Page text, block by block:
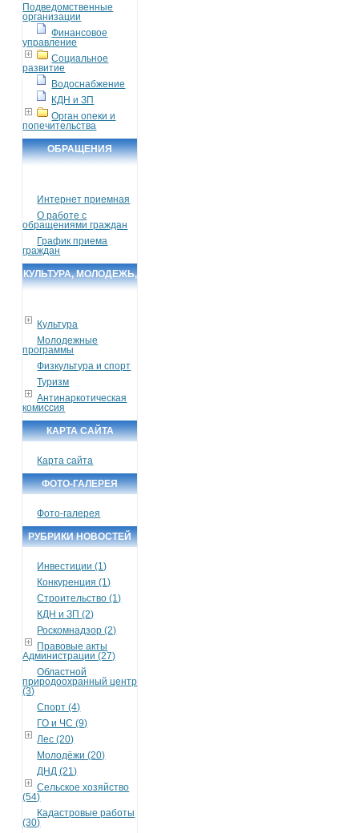
Подведомственные
организации
Финансовое
управление
Социальное
развитие
Водоснабжение
КДН и ЗП
Орган опеки и
попечительства
ОБРАЩЕНИЯ
Интернет приемная
О работе с
обращениями граждан
График приема
граждан
КУЛЬТУРА, МОЛОДЕЖЬ,
Культура
Молодежные
программы
Физкультура и спорт
Туризм
Антинаркотическая
комиссия
КАРТА САЙТА
Карта сайта
ФОТО-ГАЛЕРЕЯ
Фото-галерея
РУБРИКИ НОВОСТЕЙ
Инвестиции (1)
Конкуренция (1)
Строительство (1)
КДН и ЗП (2)
Роскомнадзор (2)
Правовые акты
Администрации (27)
Областной
природоохранный центр
(3)
Спорт (4)
ГО и ЧС (9)
Лес (20)
Молодёжи (20)
ДНД (21)
Сельское хозяйство
(54)
Кадастровые работы
(30)